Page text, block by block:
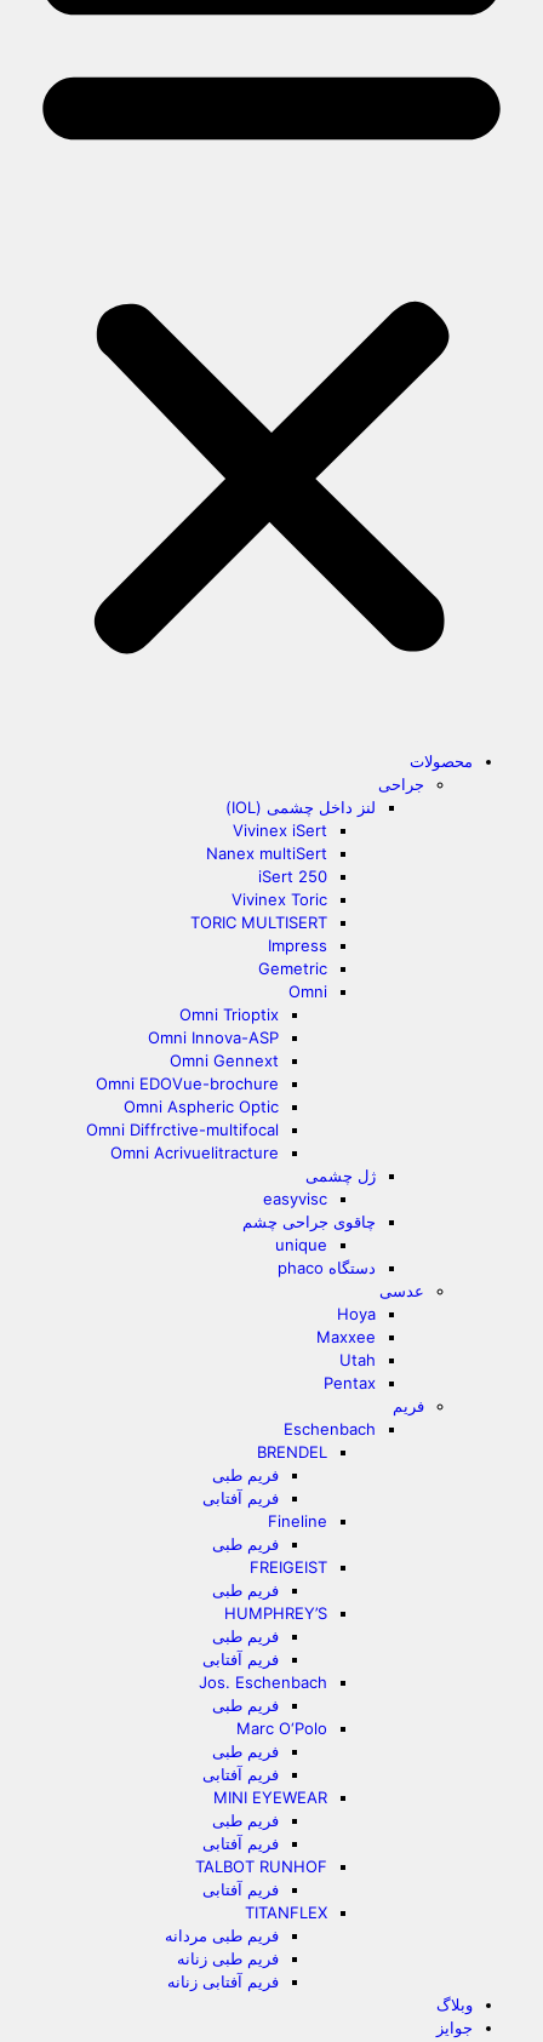
محصولات
جراحی
لنز داخل چشمی (IOL)
Vivinex iSert
Nanex multiSert
iSert 250
Vivinex Toric
TORIC MULTISERT
Impress
Gemetric
Omni
Omni Trioptix
Omni Innova-ASP
Omni Gennext
Omni EDOVue-brochure
Omni Aspheric Optic
Omni Diffrctive-multifocal
Omni Acrivuelitracture
ژل چشمی
easyvisc
چاقوی جراحی چشم
unique
دستگاه phaco
عدسی
Hoya
Maxxee
Utah
Pentax
فریم
Eschenbach
BRENDEL
فریم طبی
فریم آفتابی
Fineline
فریم طبی
FREIGEIST
فریم طبی
HUMPHREY’S
فریم طبی
فریم آفتابی
Jos. Eschenbach
فریم طبی
Marc O‘Polo
فریم طبی
فریم آفتابی
MINI EYEWEAR
فریم طبی
فریم آفتابی
TALBOT RUNHOF
فریم آفتابی
TITANFLEX
فریم طبی مردانه
فریم طبی زنانه
فریم آفتابی زنانه
وبلاگ
جوایز